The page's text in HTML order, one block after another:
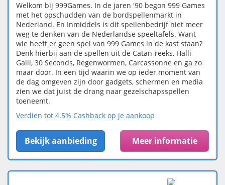
Welkom bij 999Games. In de jaren '90 begon 999 Games
met het opschudden van de bordspellenmarkt in
Nederland. En Inmiddels is dit spellenbedrijf niet meer
weg te denken van de Nederlandse speeltafels. Want
wie heeft er geen spel van 999 Games in de kast staan?
Denk hierbij aan de spellen uit de Catan-reeks, Halli
Galli, 30 Seconds, Regenwormen, Carcassonne en ga zo
maar door. In een tijd waarin we op ieder moment van
de dag omgeven zijn door gadgets, schermen en media
zien we dat juist de drang naar gezelschapsspellen
toeneemt.
Verdien tot 4.5% Cashback op je aankoop
Bekijk aanbieding Meer informatie